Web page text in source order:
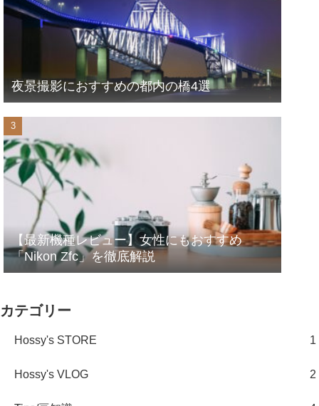
夜景撮影におすすめの都内の橋4選
【最新機種レビュー】女性にもおすすめ
「Nikon Zfc」を徹底解説
カテゴリー
Hossy's STORE 1
Hossy's VLOG 2